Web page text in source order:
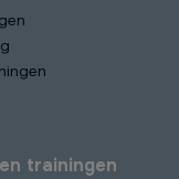
trainingen